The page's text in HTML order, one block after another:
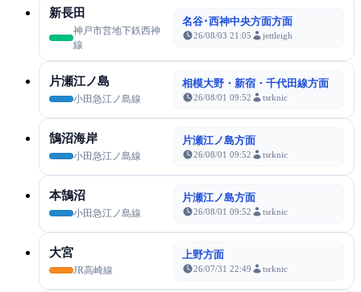
新長田
神戸市営地下鉄西神
線
名谷･西神中央方面方面
26/08/03 21:05 jettleigh
片瀬江ノ島
小田急江ノ島線
相模大野・新宿・千代田線方面
26/08/01 09:52 tsrknic
鵠沼海岸
小田急江ノ島線
片瀬江ノ島方面
26/08/01 09:52 tsrknic
本鵠沼
小田急江ノ島線
片瀬江ノ島方面
26/08/01 09:52 tsrknic
大宮
JR高崎線
上野方面
26/07/31 22:49 tsrknic